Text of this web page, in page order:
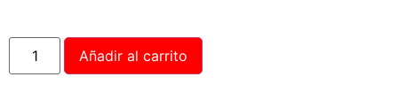
Añadir al carrito